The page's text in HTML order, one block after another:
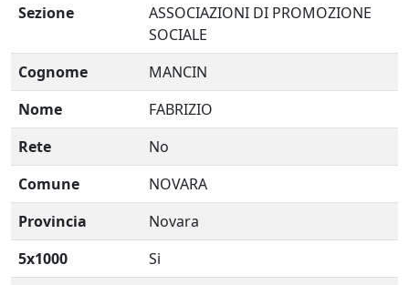
Sezione
ASSOCIAZIONI DI PROMOZIONE
SOCIALE
Cognome
MANCIN
Nome
FABRIZIO
Rete
No
Comune
NOVARA
Provincia
Novara
5x1000
Si